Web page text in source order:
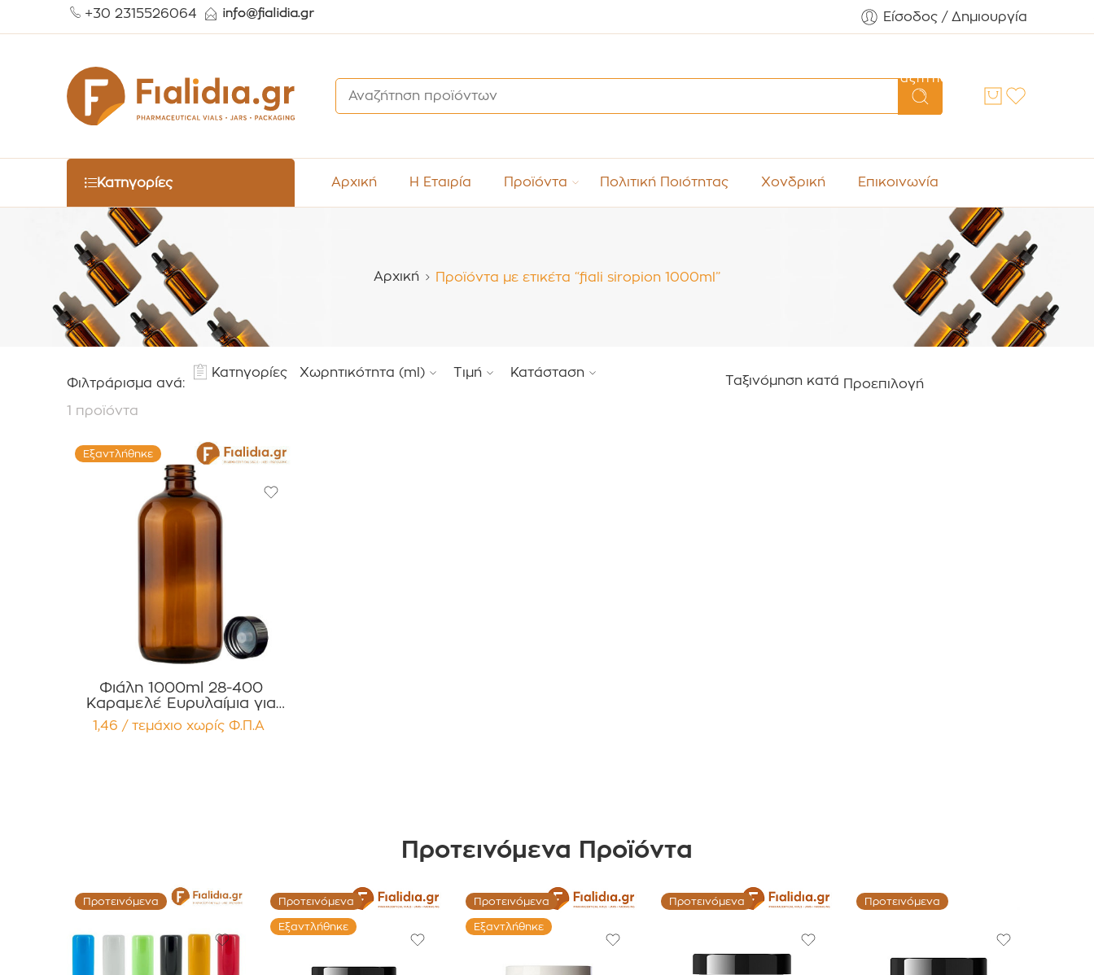
+30 2315526064 Είσοδος / Δημιουργία
Αναζήτηση
Κατηγορίες Αρχική Η Εταιρία Προϊόντα Πολιτική Ποιότητας Χονδρική Επικοινωνία
Αρχική Προϊόντα με ετικέτα “fiali siropion 1000ml”
Φιλτράρισμα ανά:
Κατηγορίες Χωρητικότητα (ml) Τιμή Κατάσταση
1 προϊόντα
Ταξινόμηση κατά Προεπιλογή
Εξαντλήθηκε
Φιάλη 1000ml 28-400
Καραμελέ Ευρυλαίμια για
Έλαια, Βάμματα Αρώματα
Συσκευασία 12 τεμαχίων
1,46 / τεμάχιο χωρίς Φ.Π.Α
Προτεινόμενα Προϊόντα
Προτεινόμενα Προτεινόμενα
Εξαντλήθηκε
Προτεινόμενα
Εξαντλήθηκε
Προτεινόμενα Προτεινόμενα